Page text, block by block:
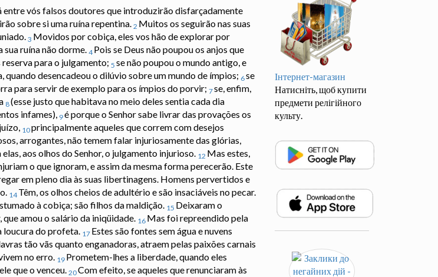
vós falsos doutores que introduzirão disfarçadamente
sobre si uma ruína repentina. 2 Muitos os seguirão nas suas
3 Movidos por cobiça, eles vos hão de explorar por
sua ruína não dorme. 4 Pois se Deus não poupou os anjos que
para o julgamento; 5 se não poupou o mundo antigo, e
desencadeou o dilúvio sobre um mundo de ímpios; 6se
para servir de exemplo para os ímpios do porvir; 7se, enfim,
8(esse justo que habitava no meio deles sentia cada dia
infames), 9é porque o Senhor sabe livrar das provações os
10principalmente aqueles que correm com desejos
arrogantes, não temem falar injuriosamente das glórias,
aos olhos do Senhor, o julgamento injurioso. 12 Mas estes,
o que ignoram, e assim da mesma forma perecerão. Este
em pleno dia às suas libertinagens. Homens pervertidos e
14 Têm, os olhos cheios de adultério e são insaciáveis no pecar.
à cobiça; são filhos da maldição. 15 Deixaram o
amou o salário da iniqüidade. 16 Mas foi repreendido pela
loucura do profeta. 17 Estes são fontes sem água e nuvens
tão vãs quanto enganadoras, atraem pelas paixões carnais
no erro. 19 Prometem-lhes a liberdade, quando eles
que o venceu. 20Com efeito, se aqueles que renunciaram às
Інтернет-магазин
Натисніть, щоб купити
предмети релігійного
культу.